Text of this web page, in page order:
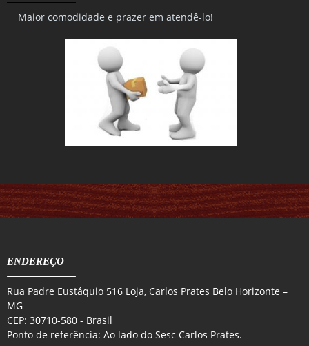
Maior comodidade e prazer em atendê-lo!
ENDEREÇO
Rua Padre Eustáquio 516 Loja, Carlos Prates Belo Horizonte –
MG
CEP: 30710-580 - Brasil
Ponto de referência: Ao lado do Sesc Carlos Prates.